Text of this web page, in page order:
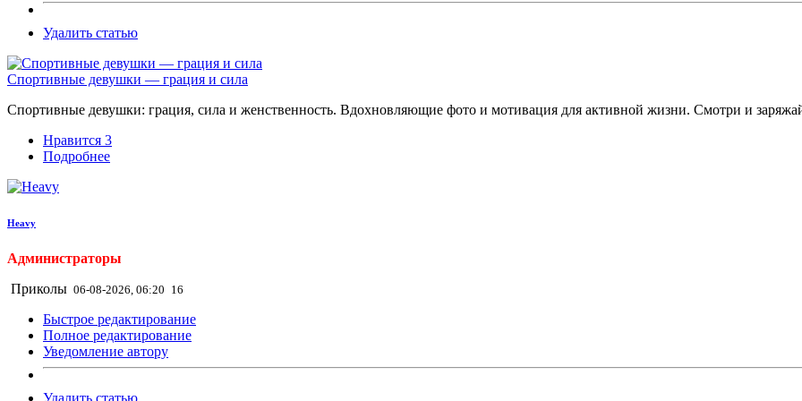
Удалить статью
Спортивные девушки — грация и сила
Спортивные девушки: грация, сила и женственность. Вдохновляющие фото и мотивация для активной жизни. Смотри и
Нравится 3
Подробнее
Heavy
Администраторы
Приколы 06-08-2026, 06:20 16
Быстрое редактирование
Полное редактирование
Уведомление автору